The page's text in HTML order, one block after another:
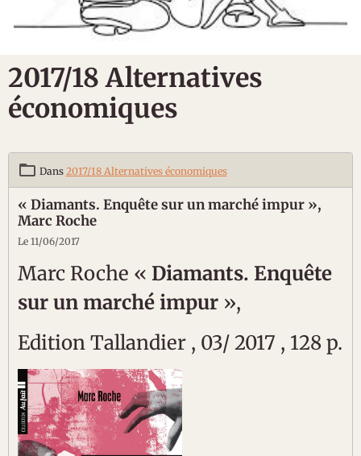
2017/18 Alternatives
économiques
Dans 2017/18 Alternatives économiques
« Diamants. Enquête sur un marché impur »,
Marc Roche
Le 11/06/2017
Marc Roche « Diamants. Enquête
sur un marché impur »,
Edition Tallandier , 03/ 2017 , 128 p.